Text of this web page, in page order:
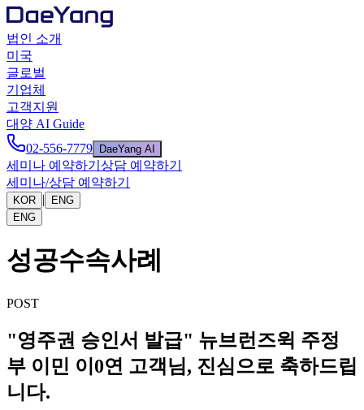
법인 소개
미국
글로벌
기업체
고객지원
대양 AI Guide
02-556-7779
DaeYang AI
세미나 예약하기 상담 예약하기
세미나/상담 예약하기
KOR |
ENG
ENG
성공수속사례
POST
"영주권 승인서 발급" 뉴브런즈윅 주정
부 이민 이0연 고객님, 진심으로 축하드립
니다.